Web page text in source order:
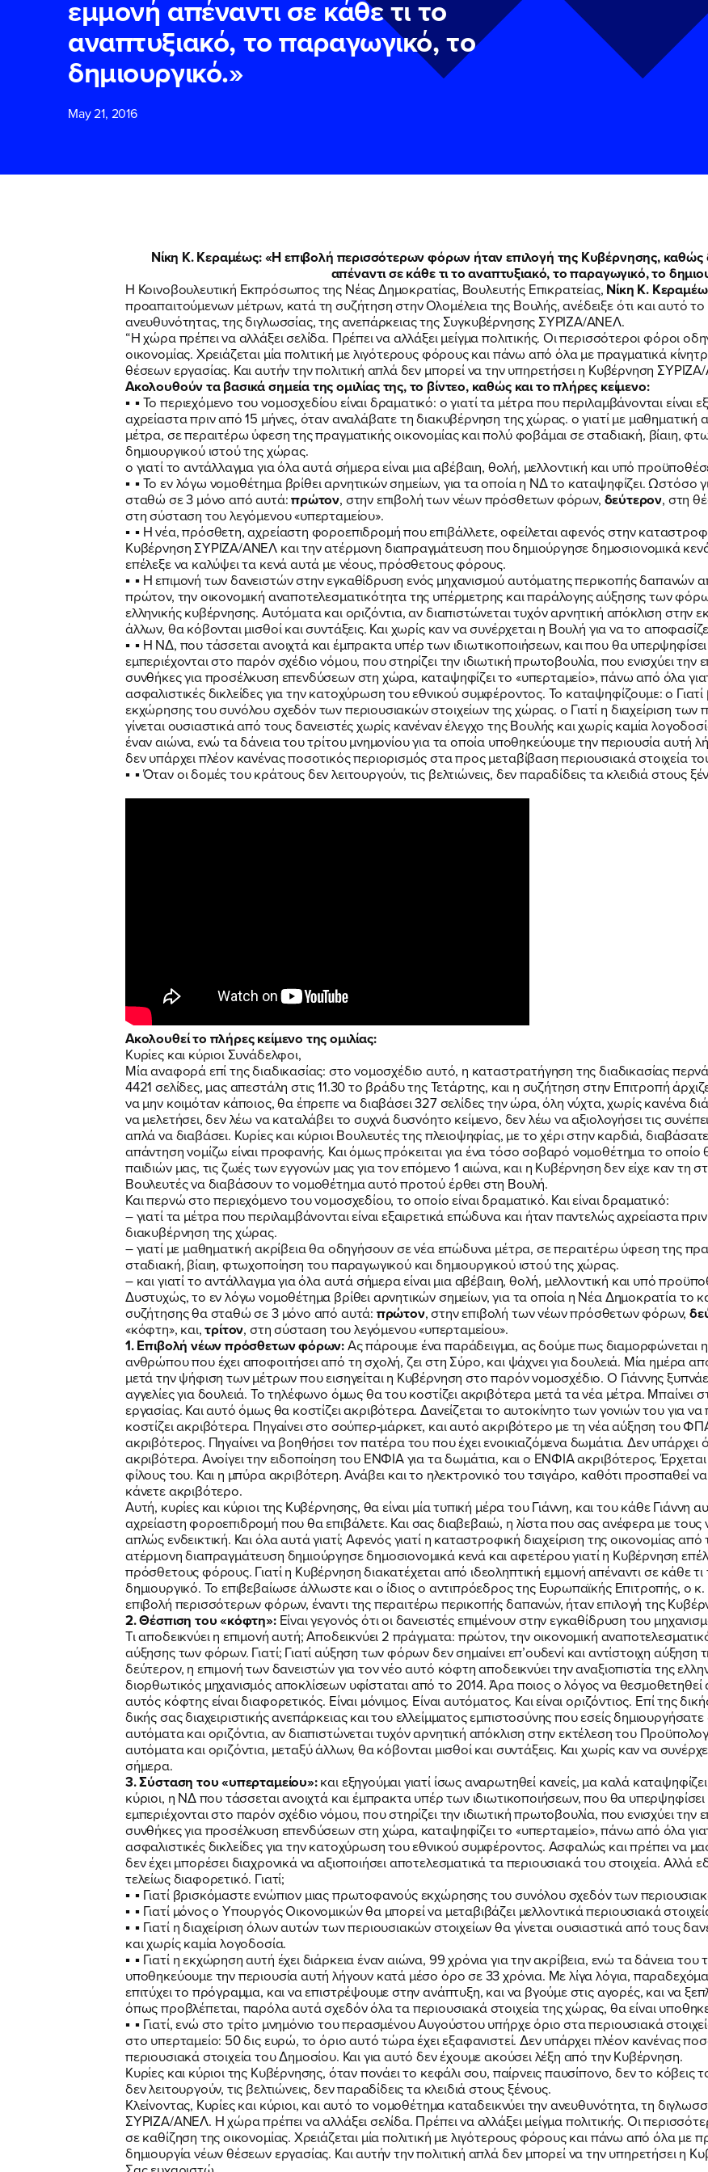
ΕΡΓΟ
ΕΚΔΗΛΩΣΕΙΣ
ΝΕΑ
ΕΛΑ ΚΙ ΕΣΥ
FB IN TW YT LN VB TIKTOK
εμμονή απέναντι σε κάθε τι το
αναπτυξιακό, το παραγωγικό, το
δημιουργικό.»
May 21, 2016
Νίκη Κ. Κεραμέως: «Η επιβολή περισσότερων φόρων ήταν επιλογή της Κυβέρνησης, καθώς
απέναντι σε κάθε τι το αναπτυξιακό, το παραγωγικό, το
Η Κοινοβουλευτική Εκπρόσωπος της Νέας Δημοκρατίας, Βουλευτής Επικρατείας, Νίκη Κ.
προαπαιτούμενων μέτρων, κατά τη συζήτηση στην Ολομέλεια της Βουλής, ανέδειξε ότι και αυτό
ανευθυνότητας, της διγλωσσίας, της ανεπάρκειας της Συγκυβέρνησης ΣΥΡΙΖΑ/ΑΝΕΛ.
“Η χώρα πρέπει να αλλάξει σελίδα. Πρέπει να αλλάξει μείγμα πολιτικής. Οι περισσότεροι φόροι
οικονομίας. Χρειάζεται μία πολιτική με λιγότερους φόρους και πάνω από όλα με πραγματικά
θέσεων εργασίας. Και αυτήν την πολιτική απλά δεν μπορεί να την υπηρετήσει η Κυβέρνηση
Ακολουθούν τα βασικά σημεία της ομιλίας της, το βίντεο, καθώς και το πλήρες κείμενο:
▪ ▪ Το περιεχόμενο του νομοσχεδίου είναι δραματικό: o γιατί τα μέτρα που περιλαμβάνονται είναι
αχρείαστα πριν από 15 μήνες, όταν αναλάβατε τη διακυβέρνηση της χώρας. o γιατί με
μέτρα, σε περαιτέρω ύφεση της πραγματικής οικονομίας και πολύ φοβάμαι σε σταδιακή, βίαιη,
δημιουργικού ιστού της χώρας.
o γιατί το αντάλλαγμα για όλα αυτά σήμερα είναι μια αβέβαιη, θολή, μελλοντική και υπό
▪ ▪ Το εν λόγω νομοθέτημα βρίθει αρνητικών σημείων, για τα οποία η ΝΔ το καταψηφίζει. Ωστόσο
σταθώ σε 3 μόνο από αυτά:πρώτον, στην επιβολή των νέων πρόσθετων φόρων, δεύτερον, στη
στη σύσταση του λεγόμενου «υπερταμείου».
▪ ▪ Η νέα, πρόσθετη, αχρείαστη φοροεπιδρομή που επιβάλλετε, οφείλεται αφενός στην
Κυβέρνηση ΣΥΡΙΖΑ/ΑΝΕΛ και την ατέρμονη διαπραγμάτευση που δημιούργησε δημοσιονομικά
επέλεξε να καλύψει τα κενά αυτά με νέους, πρόσθετους φόρους.
▪ ▪ Η επιμονή των δανειστών στην εγκαθίδρυση ενός μηχανισμού αυτόματης περικοπής δαπανών
πρώτον, την οικονομική αναποτελεσματικότητα της υπέρμετρης και παράλογης αύξησης των
ελληνικής κυβέρνησης. Αυτόματα και οριζόντια, αν διαπιστώνεται τυχόν αρνητική απόκλιση
άλλων, θα κόβονται μισθοί και συντάξεις. Και χωρίς καν να συνέρχεται η Βουλή για να το
▪ ▪ Η ΝΔ, που τάσσεται ανοιχτά και έμπρακτα υπέρ των ιδιωτικοποιήσεων, και που θα υπερψηφίσει
εμπεριέχονται στο παρόν σχέδιο νόμου, που στηρίζει την ιδιωτική πρωτοβουλία, που ενισχύει την
συνθήκες για προσέλκυση επενδύσεων στη χώρα, καταψηφίζει το «υπερταμείο», πάνω από όλα
ασφαλιστικές δικλείδες για την κατοχύρωση του εθνικού συμφέροντος. Το καταψηφίζουμε: o
εκχώρησης του συνόλου σχεδόν των περιουσιακών στοιχείων της χώρας. o Γιατί η διαχείριση
γίνεται ουσιαστικά από τους δανειστές χωρίς κανέναν έλεγχο της Βουλής και χωρίς καμία
έναν αιώνα, ενώ τα δάνεια του τρίτου μνημονίου για τα οποία υποθηκεύουμε την περιουσία αυτή
δεν υπάρχει πλέον κανένας ποσοτικός περιορισμός στα προς μεταβίβαση περιουσιακά στοιχεία
▪ ▪ Όταν οι δομές του κράτους δεν λειτουργούν, τις βελτιώνεις, δεν παραδίδεις τα κλειδιά στους
Ακολουθεί το πλήρες κείμενο της ομιλίας:
Κυρίες και κύριοι Συνάδελφοι,
Μία αναφορά επί της διαδικασίας: στο νομοσχέδιο αυτό, η καταστρατήγηση της διαδικασίας
4421 σελίδες, μας απεστάλη στις 11.30 το βράδυ της Τετάρτης, και η συζήτηση στην Επιτροπή
να μην κοιμόταν κάποιος, θα έπρεπε να διαβάσει 327 σελίδες την ώρα, όλη νύχτα, χωρίς κανένα
να μελετήσει, δεν λέω να καταλάβει το συχνά δυσνόητο κείμενο, δεν λέω να αξιολογήσει τις
απλά να διαβάσει. Κυρίες και κύριοι Βουλευτές της πλειοψηφίας, με το χέρι στην καρδιά,
απάντηση νομίζω είναι προφανής. Και όμως πρόκειται για ένα τόσο σοβαρό νομοθέτημα το οποίο
παιδιών μας, τις ζωές των εγγονών μας για τον επόμενο 1 αιώνα, και η Κυβέρνηση δεν είχε καν τη
Βουλευτές να διαβάσουν το νομοθέτημα αυτό προτού έρθει στη Βουλή.
Και περνώ στο περιεχόμενο του νομοσχεδίου, το οποίο είναι δραματικό. Και είναι δραματικό:
– γιατί τα μέτρα που περιλαμβάνονται είναι εξαιρετικά επώδυνα και ήταν παντελώς αχρείαστα
διακυβέρνηση της χώρας.
– γιατί με μαθηματική ακρίβεια θα οδηγήσουν σε νέα επώδυνα μέτρα, σε περαιτέρω ύφεση της
σταδιακή, βίαιη, φτωχοποίηση του παραγωγικού και δημιουργικού ιστού της χώρας.
– και γιατί το αντάλλαγμα για όλα αυτά σήμερα είναι μια αβέβαιη, θολή, μελλοντική και υπό
Δυστυχώς, το εν λόγω νομοθέτημα βρίθει αρνητικών σημείων, για τα οποία η Νέα Δημοκρατία το
συζήτησης θα σταθώ σε 3 μόνο από αυτά: πρώτον, στην επιβολή των νέων πρόσθετων φόρων,
«κόφτη», και,τρίτον, στη σύσταση του λεγόμενου «υπερταμείου».
1. Επιβολή νέων πρόσθετων φόρων:Ας πάρουμε ένα παράδειγμα, ας δούμε πως διαμορφώνεται η
ανθρώπου που έχει αποφοιτήσει από τη σχολή, ζει στη Σύρο, και ψάχνει για δουλειά. Μία ημέρα
μετά την ψήφιση των μέτρων που εισηγείται η Κυβέρνηση στο παρόν νομοσχέδιο. Ο Γιάννης
αγγελίες για δουλειά. Το τηλέφωνο όμως θα του κοστίζει ακριβότερα μετά τα νέα μέτρα. Μπαίνει
εργασίας. Και αυτό όμως θα κοστίζει ακριβότερα. Δανείζεται το αυτοκίνητο των γονιών του για
κοστίζει ακριβότερα. Πηγαίνει στο σούπερ-μάρκετ, και αυτό ακριβότερο με τη νέα αύξηση του
ακριβότερος. Πηγαίνει να βοηθήσει τον πατέρα του που έχει ενοικιαζόμενα δωμάτια. Δεν υπάρχει
ακριβότερα. Ανοίγει την ειδοποίηση του ΕΝΦΙΑ για τα δωμάτια, και ο ΕΝΦΙΑ ακριβότερος.
φίλους του. Και η μπύρα ακριβότερη. Ανάβει και το ηλεκτρονικό του τσιγάρο, καθότι προσπαθεί
κάνετε ακριβότερο.
Αυτή, κυρίες και κύριοι της Κυβέρνησης, θα είναι μία τυπική μέρα του Γιάννη, και του κάθε
αχρείαστη φοροεπιδρομή που θα επιβάλετε. Και σας διαβεβαιώ, η λίστα που σας ανέφερα με τους
απλώς ενδεικτική. Και όλα αυτά γιατί; Αφενός γιατί η καταστροφική διαχείριση της οικονομίας
ατέρμονη διαπραγμάτευση δημιούργησε δημοσιονομικά κενά και αφετέρου γιατί η Κυβέρνηση
πρόσθετους φόρους. Γιατί η Κυβέρνηση διακατέχεται από ιδεοληπτική εμμονή απέναντι σε κάθε
δημιουργικό. Το επιβεβαίωσε άλλωστε και ο ίδιος ο αντιπρόεδρος της Ευρωπαϊκής Επιτροπής,
επιβολή περισσότερων φόρων, έναντι της περαιτέρω περικοπής δαπανών, ήταν επιλογή της
2. Θέσπιση του «κόφτη»:Είναι γεγονός ότι οι δανειστές επιμένουν στην εγκαθίδρυση του
Τι αποδεικνύει η επιμονή αυτή; Αποδεικνύει 2 πράγματα: πρώτον, την οικονομική
αύξησης των φόρων. Γιατί; Γιατί αύξηση των φόρων δεν σημαίνει επ’ουδενί και αντίστοιχη αύξηση
δεύτερον, η επιμονή των δανειστών για τον νέο αυτό κόφτη αποδεικνύει την αναξιοπιστία της
διορθωτικός μηχανισμός αποκλίσεων υφίσταται από το 2014. Άρα ποιος ο λόγος να
αυτός κόφτης είναι διαφορετικός. Είναι μόνιμος. Είναι αυτόματος. Και είναι οριζόντιος. Επί της
δικής σας διαχειριστικής ανεπάρκειας και του ελλείμματος εμπιστοσύνης που εσείς
αυτόματα και οριζόντια, αν διαπιστώνεται τυχόν αρνητική απόκλιση στην εκτέλεση του
αυτόματα και οριζόντια, μεταξύ άλλων, θα κόβονται μισθοί και συντάξεις. Και χωρίς καν να
σήμερα.
3. Σύσταση του «υπερταμείου»:και εξηγούμαι γιατί ίσως αναρωτηθεί κανείς, μα καλά
κύριοι, η ΝΔ που τάσσεται ανοιχτά και έμπρακτα υπέρ των ιδιωτικοποιήσεων, που θα υπερψηφίσει
εμπεριέχονται στο παρόν σχέδιο νόμου, που στηρίζει την ιδιωτική πρωτοβουλία, που ενισχύει την
συνθήκες για προσέλκυση επενδύσεων στη χώρα, καταψηφίζει το «υπερταμείο», πάνω από όλα
ασφαλιστικές δικλείδες για την κατοχύρωση του εθνικού συμφέροντος. Ασφαλώς και πρέπει να
δεν έχει μπορέσει διαχρονικά να αξιοποιήσει αποτελεσματικά τα περιουσιακά του στοιχεία. Αλλά
τελείως διαφορετικό. Γιατί;
▪ ▪ Γιατί βρισκόμαστε ενώπιον μιας πρωτοφανούς εκχώρησης του συνόλου σχεδόν των
▪ ▪ Γιατί μόνος ο Υπουργός Οικονομικών θα μπορεί να μεταβιβάζει μελλοντικά περιουσιακά
▪ ▪ Γιατί η διαχείριση όλων αυτών των περιουσιακών στοιχείων θα γίνεται ουσιαστικά από τους
και χωρίς καμία λογοδοσία.
▪ ▪ Γιατί η εκχώρηση αυτή έχει διάρκεια έναν αιώνα, 99 χρόνια για την ακρίβεια, ενώ τα δάνεια του
υποθηκεύουμε την περιουσία αυτή λήγουν κατά μέσο όρο σε 33 χρόνια. Με λίγα λόγια,
επιτύχει το πρόγραμμα, και να επιστρέψουμε στην ανάπτυξη, και να βγούμε στις αγορές, και να
όπως προβλέπεται, παρόλα αυτά σχεδόν όλα τα περιουσιακά στοιχεία της χώρας, θα είναι
▪ ▪ Γιατί, ενώ στο τρίτο μνημόνιο του περασμένου Αυγούστου υπήρχε όριο στα περιουσιακά
στο υπερταμείο: 50 δις ευρώ, το όριο αυτό τώρα έχει εξαφανιστεί. Δεν υπάρχει πλέον κανένας
περιουσιακά στοιχεία του Δημοσίου. Και για αυτό δεν έχουμε ακούσει λέξη από την Κυβέρνηση.
Κυρίες και κύριοι της Κυβέρνησης, όταν πονάει το κεφάλι σου, παίρνεις παυσίπονο, δεν το
δεν λειτουργούν, τις βελτιώνεις, δεν παραδίδεις τα κλειδιά στους ξένους.
Κλείνοντας, Κυρίες και κύριοι, και αυτό το νομοθέτημα καταδεικνύει την ανευθυνότητα, τη
ΣΥΡΙΖΑ/ΑΝΕΛ. Η χώρα πρέπει να αλλάξει σελίδα. Πρέπει να αλλάξει μείγμα πολιτικής. Οι
σε καθίζηση της οικονομίας. Χρειάζεται μία πολιτική με λιγότερους φόρους και πάνω από όλα με
δημιουργία νέων θέσεων εργασίας. Και αυτήν την πολιτική απλά δεν μπορεί να την υπηρετήσει η
ΕΠΙΘΕΤΟ*
Αποδέχομαι την Πολιτική Προστασίας Προσωπικών Δεδομένων και τους
δικτυακού τόπου του Πολιτικού Γραφείου της Βουλευτού Νίκης Κεραμέως
ΥΠΟΒΟΛΗ
ΕΠΙΘΕΤΟ*
Αποδέχομαι την Πολιτική Προστασίας Προσωπικών Δεδομένων και τους
δικτυακού τόπου του Πολιτικού Γραφείου της Βουλευτού Νίκης Κεραμέως
ΥΠΟΒΟΛΗ